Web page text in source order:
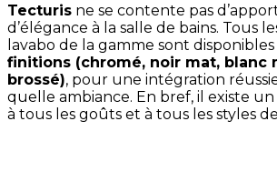
Tecturis ne se contente pas
d’élégance à la salle de bains. Tous
lavabo de la gamme sont
finitions (chromé, noir mat, blanc
brossé), pour une intégration
quelle ambiance. En bref, il existe
à tous les goûts et à tous les styles